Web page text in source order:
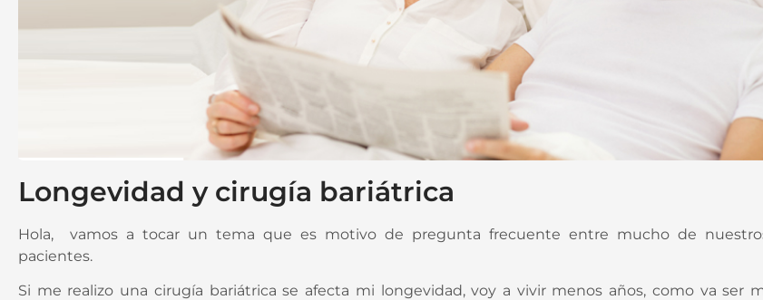
Longevidad y cirugía bariátrica
Hola, vamos a tocar un tema que es motivo de pregunta frecuente entre mucho de
pacientes.
Si me realizo una cirugía bariátrica se afecta mi longevidad, voy a vivir menos años, como va ser